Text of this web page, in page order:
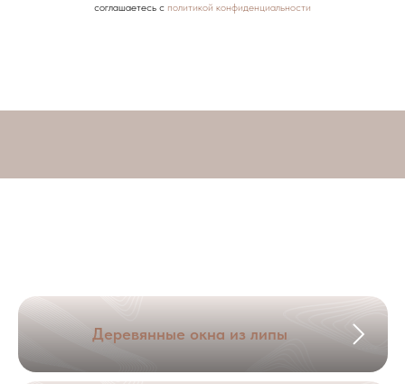
соглашаетесь c политикой конфиденциальности
Деревянные окна из липы